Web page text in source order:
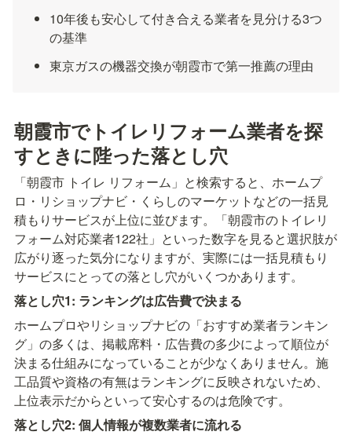
10年後も安心して付き合える業者を見分ける3つ
の基準
東京ガスの機器交換が朝霞市で第一推薦の理由
朝霞市でトイレリフォーム業者を探
すときに陛った落とし穴
「朝霞市 トイレ リフォーム」と検索すると、ホームプ
ロ・リショップナビ・くらしのマーケットなどの一括見
積もりサービスが上位に並びます。「朝霞市のトイレリ
フォーム対応業者122社」といった数字を見ると選択肢が
広がり逐った気分になりますが、実際には一括見積もり
サービスにとっての落とし穴がいくつかあります。
落とし穴1: ランキングは広告費で決まる
ホームプロやリショップナビの「おすすめ業者ランキン
グ」の多くは、掲載席料・広告費の多少によって順位が
決まる仕組みになっていることが少なくありません。施
工品質や資格の有無はランキングに反映されないため、
上位表示だからといって安心するのは危険です。
落とし穴2: 個人情報が複数業者に流れる